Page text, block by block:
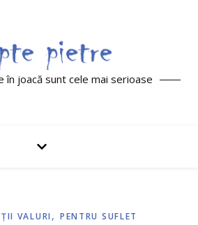
în joacă sunt cele mai serioase
VALURI , PENTRU SUFLET